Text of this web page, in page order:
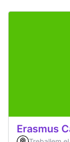
Erasmus